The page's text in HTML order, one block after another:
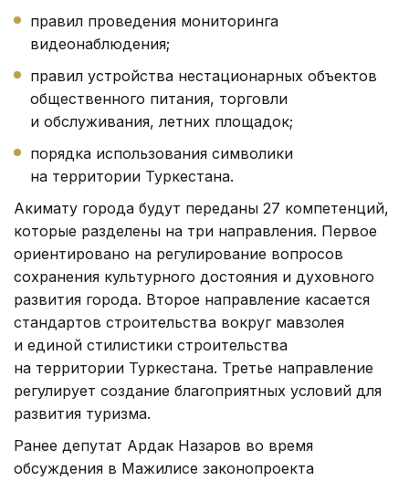
правил проведения мониторинга
видеонаблюдения;
правил устройства нестационарных объектов
общественного питания, торговли
и обслуживания, летних площадок;
порядка использования символики
на территории Туркестана.
Акимату города будут переданы 27 компетенций,
которые разделены на три направления. Первое
ориентировано на регулирование вопросов
сохранения культурного достояния и духовного
развития города. Второе направление касается
стандартов строительства вокруг мавзолея
и единой стилистики строительства
на территории Туркестана. Третье направление
регулирует создание благоприятных условий для
развития туризма.
Ранее депутат Ардак Назаров во время
обсуждения в Мажилисе законопроекта